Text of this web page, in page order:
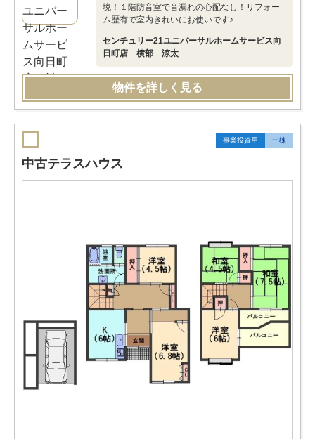
境！１階防音室で音漏れの心配なし！リフォー
ム歴有で室内きれいにお使いです♪
センチュリー21ユニバーサルホームサービス向
日町店 横部 涼太
物件を詳しく見る
事業投資用 一棟
中古テラスハウス